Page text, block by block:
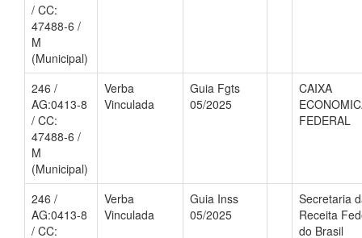
/ CC:
47488-6 /
M
(Municipal)
246 /
AG:0413-8
/ CC:
47488-6 /
M
(Municipal)
Verba
Vinculada
Guia Fgts
05/2025
CAIXA
FEDERAL
246 /
AG:0413-8
/ CC:
Verba
Vinculada
Guia Inss
05/2025
Secretaria
Receita
do Brasil